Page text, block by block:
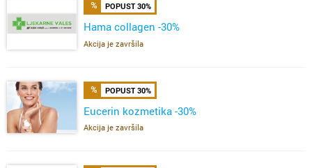
POPUST 30%
Hama collagen -30%
Akcija je završila
POPUST 30%
Eucerin kozmetika -30%
Akcija je završila